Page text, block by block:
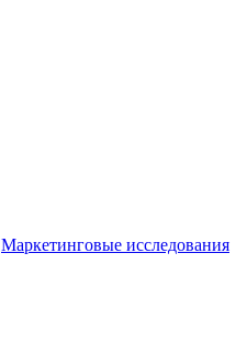
Маркетинговые исследования